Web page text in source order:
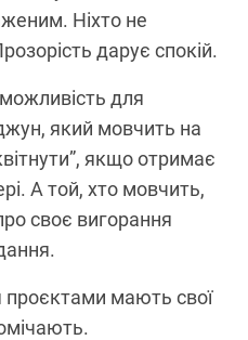
Ніхто не
дарує спокій.
для
який мовчить на
якщо отримає
А той, хто мовчить,
своє вигорання
проєктами мають свої